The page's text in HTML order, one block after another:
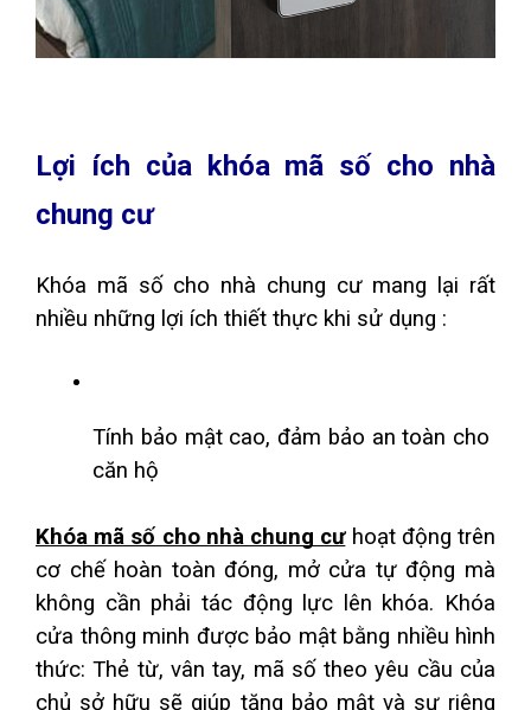
Lợi ích của khóa mã số cho nhà
chung cư
Khóa mã số cho nhà chung cư mang lại rất
nhiều những lợi ích thiết thực khi sử dụng :
Tính bảo mật cao, đảm bảo an toàn cho
căn hộ
Khóa mã số cho nhà chung cư hoạt động trên
cơ chế hoàn toàn đóng, mở cửa tự động mà
không cần phải tác động lực lên khóa. Khóa
cửa thông minh được bảo mật bằng nhiều hình
thức: Thẻ từ, vân tay, mã số theo yêu cầu của
chủ sở hữu sẽ giúp tăng bảo mật và sự riêng